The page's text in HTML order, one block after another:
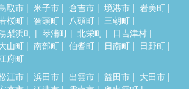
取市 米子市 倉吉市 境港市
岩美町
桜町
智頭町 八頭町
三朝町
梨浜町
琴浦町 北栄町
日吉津村
山町
南部町 伯耆町 日南町
日野町
府町
江市 浜田市 出雲市 益田市
大田市